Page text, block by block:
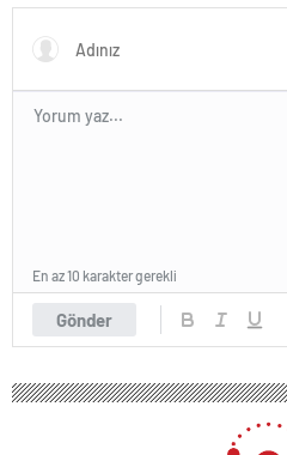
Gönder
En az 10 karakter gerekli